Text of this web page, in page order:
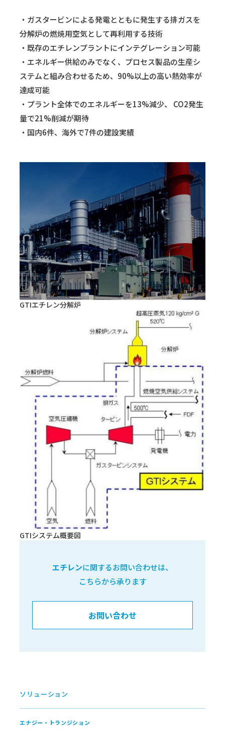
・ガスタービンによる発電とともに発生する排ガスを
分解炉の燃焼用空気として再利用する技術
・既存のエチレンプラントにインテグレーション可能
・エネルギー供給のみでなく、プロセス製品の生産シ
ステムと組み合わせるため、90%以上の高い熱効率が
達成可能
・プラント全体でのエネルギーを13%減少、 CO2発生
量で21%削減が期待
・国内6件、海外で7件の建設実績
GTIエチレン分解炉
GTIシステム概要図
エチレンに関するお問い合わせは、
こちらから承ります
お問い合わせ
ソリューション
エナジー・トランジション